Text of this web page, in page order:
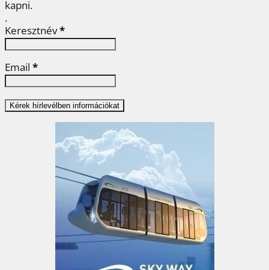
kapni.
.
Keresztnév*
Email *